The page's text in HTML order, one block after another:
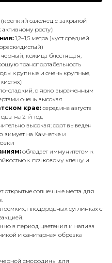
саженец с закрытой
активному росту)
1,2–1,5 метра (куст средней
кожица блестящая,
транспортабельность
крупные и очень крупные,
сладкий, с ярко выраженным
очень высокая.
крае: середина августа
на 2-й год
высокая; сорт выведен
зимует на Камчатке и
обладает иммунитетом к
к почковому клещу и
открытые солнечные места для
плодородных суглинках с
в период цветения и налива
и санитарная обрезка
черной смородины для